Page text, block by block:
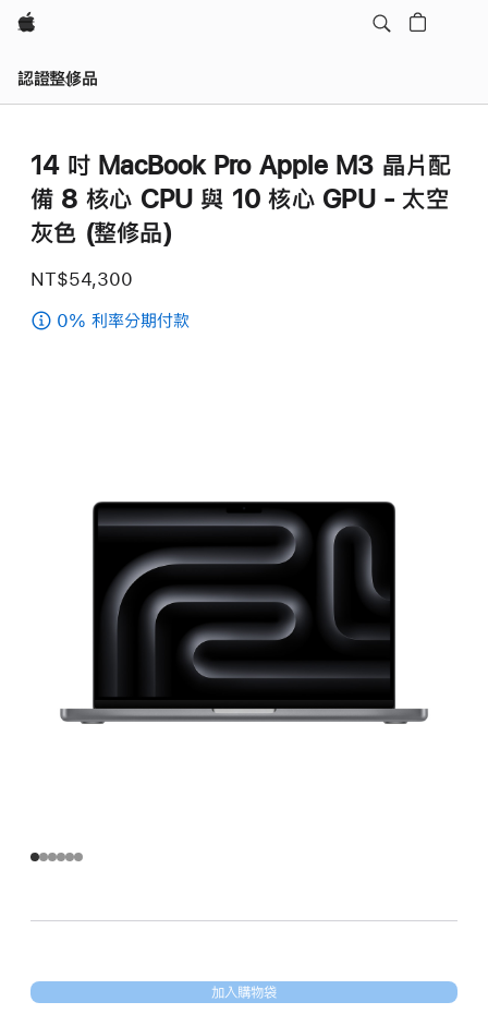
Apple
認證整修品
14 吋 MacBook Pro Apple M3 晶片配
備 8 核心 CPU 與 10 核心 GPU - 太空
灰色 (整修品)
NT$54,300
0% 利率分期付款
備
心
CPU
10 核
心
品)
的 加入購物袋